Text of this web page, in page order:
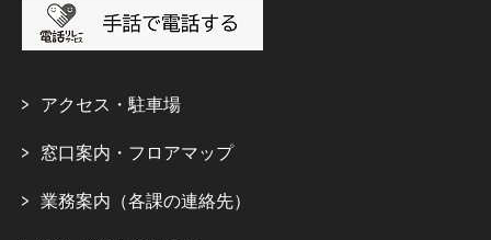
アクセス・駐車場
窓口案内・フロアマップ
業務案内（各課の連絡先）